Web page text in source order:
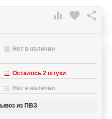
 favorite 
Нет в наличии
Осталось 2 штуки
Нет в наличии
из ПВЗ